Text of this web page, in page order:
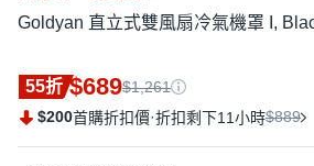
Goldyan 直立式雙風扇冷氣機罩 I,
55折 $689$1,261
$200首購折扣價·折扣剩下11小時$889